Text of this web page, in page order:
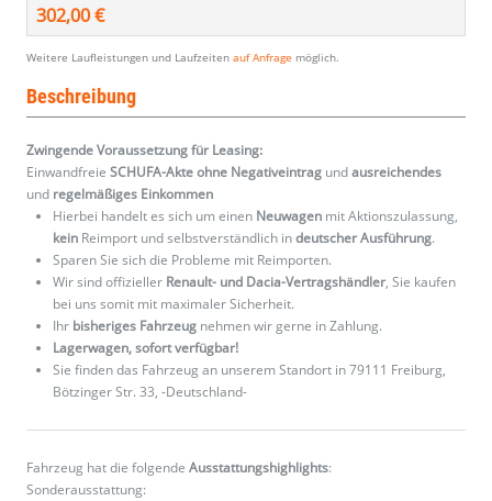
302,00 €
Weitere Laufleistungen und Laufzeiten auf Anfrage möglich.
Beschreibung
Zwingende Voraussetzung für Leasing:
Einwandfreie SCHUFA-Akte ohne Negativeintrag undausreichendes
und regelmäßiges Einkommen
Hierbei handelt es sich um einen Neuwagen mit Aktionszulassung,
kein Reimport und selbstverständlich indeutscher Ausführung.
Sparen Sie sich die Probleme mit Reimporten.
Wir sind offizieller Renault- und Dacia-Vertragshändler, Sie kaufen
bei uns somit mit maximaler Sicherheit.
Ihr bisheriges Fahrzeug nehmen wir gerne in Zahlung.
Lagerwagen, sofort verfügbar!
Sie finden das Fahrzeug an unserem Standort in 79111 Freiburg,
Bötzinger Str. 33, -Deutschland-
Fahrzeug hat die folgende Ausstattungshighlights:
Sonderausstattung: